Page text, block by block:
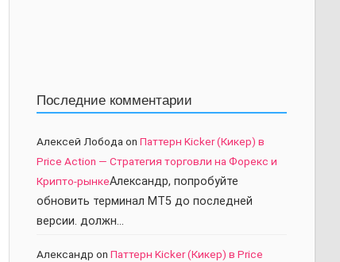
Последние комментарии
Алексей Лободаon Паттерн Kicker (Кикер) в
Price Action — Стратегия торговли на Форекс и
Крипто-рынкеАлександр, попробуйте
обновить терминал МТ5 до последней
версии. должн…
Александр on Паттерн Kicker (Кикер) в Price